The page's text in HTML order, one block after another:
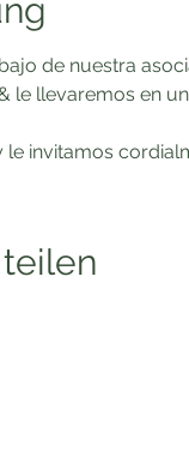
de nuestra
llevaremos en
invitamos